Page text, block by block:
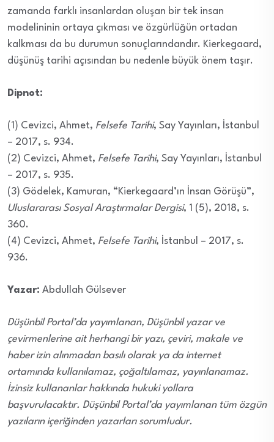
zamanda farklı insanlardan oluşan bir tek insan
modelininin ortaya çıkması ve özgürlüğün ortadan
kalkması da bu durumun sonuçlarındandır. Kierkegaard,
düşünüş tarihi açısından bu nedenle büyük önem taşır.
Dipnot:
(1) Cevizci, Ahmet, Felsefe Tarihi, Say Yayınları, İstanbul
– 2017, s. 934.
(2) Cevizci, Ahmet, Felsefe Tarihi, Say Yayınları, İstanbul
– 2017, s. 935.
(3) Gödelek, Kamuran, “Kierkegaard’ın İnsan Görüşü”,
Uluslararası Sosyal Araştırmalar Dergisi, 1 (5), 2018, s.
360.
(4) Cevizci, Ahmet, Felsefe Tarihi, İstanbul – 2017, s.
936.
Yazar: Abdullah Gülsever
Düşünbil Portal’da yayımlanan, Düşünbil yazar ve
çevirmenlerine ait herhangi bir yazı, çeviri, makale ve
haber izin alınmadan basılı olarak ya da internet
ortamında kullanılamaz, çoğaltılamaz, yayınlanamaz.
İzinsiz kullananlar hakkında hukuki yollara
başvurulacaktır. Düşünbil Portal’da yayımlanan tüm özgün
yazıların içeriğinden yazarları sorumludur.